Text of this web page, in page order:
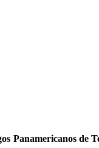
Panamericanos de